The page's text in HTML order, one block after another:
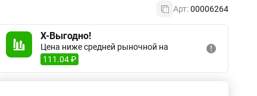
Арт:00006264
X-Выгодно!
Цена ниже средней рыночной на
111.04 ₽